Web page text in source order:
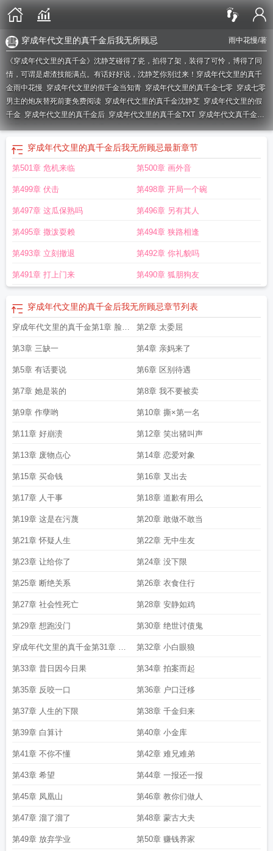
雨中花慢/著
穿成年代文里的真千金后我无所顾忌
《穿成年代文里的真千金》沈静芝碰得了瓷，掐得了架，装得了可怜，博得了同
情，可谓是虐渣技能满点。有话好好说，沈静芝你别过来！ 穿成年代文里的真千
金雨中花慢 穿成年代文里的假千金当知青 穿成年代文里的真千金七零 穿成七零
男主的炮灰替死前妻免费阅读 穿成年代文里的真千金沈静芝 穿成年代文里的假
千金 穿成年代文里的真千金后 穿成年代文里的真千金TXT 穿成年代文真千金月
明星满穿越成年代文里的真千金穿成年代文里的真千金txt雨中花慢穿成年代文
里的真千金后宋沉鱼
穿成年代文里的真千金舒书书 穿成年代文里的真千金txt
成年代文里的真千金萧玖
军婚文穿成年代文里的真千金txt免费 穿成年代文里的真千金的绿茶妈
读穿成年代文里的真千金席草 穿成年代文里的假千金我暴富了
真千金TXT棉花糖穿成年代文里的真千金轻非雾 穿成年代文里的真千金后我无
文里的真千金 甜醅穿成年代文里的真千金作者雨中花慢穿成年代文里的真千金
TXT书包网穿成年代文完结 穿成年代文里的真千金TXT百度
穿成年代文里的真千金后我无所顾忌最新章节
第501章 危机来临 第500章 画外音
第499章 伏击 第498章 开局一个碗
第497章 这瓜保熟吗 第496章 另有其人
第495章 撒泼耍赖 第494章 狭路相逢
第493章 立刻撤退 第492章 你礼貌吗
第491章 打上门来 第490章 狐朋狗友
穿成年代文里的真千金后我无所顾忌章节列表
穿成年代文里的真千金第1章 脸红
心跳
第2章 太委屈
第3章 三缺一 第4章 亲妈来了
第5章 有话要说 第6章 区别待遇
第7章 她是装的 第8章 我不要被卖
第9章 作孽哟 第10章 撕×第一名
第11章 好崩溃 第12章 笑出猪叫声
第13章 废物点心 第14章 恋爱对象
第15章 买命钱 第16章 叉出去
第17章 人干事 第18章 道歉有用么
第19章 这是在污蔑 第20章 敢做不敢当
第21章 怀疑人生 第22章 无中生友
第23章 让给你了 第24章 没下限
第25章 断绝关系 第26章 衣食住行
第27章 社会性死亡 第28章 安静如鸡
第29章 想跑没门 第30章 绝世讨债鬼
穿成年代文里的真千金第31章 如
你所愿
第32章 小白眼狼
第33章 昔日因今日果 第34章 拍案而起
第35章 反咬一口 第36章 户口迁移
第37章 人生的下限 第38章 千金归来
第39章 白算计 第40章 小金库
第41章 不你不懂 第42章 难兄难弟
第43章 希望 第44章 一报还一报
第45章 凤凰山 第46章 教你们做人
第47章 溜了溜了 第48章 蒙古大夫
第49章 放弃学业 第50章 赚钱养家